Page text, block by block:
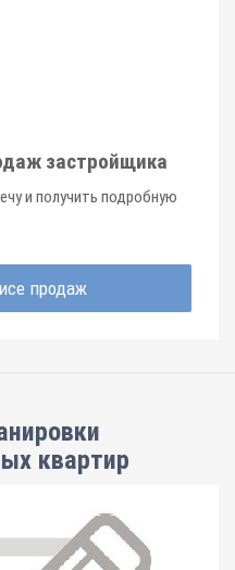
застройщика
и получить подробную
продаж
квартир